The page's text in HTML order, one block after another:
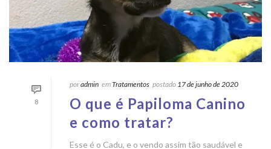
8
poradmin emTratamentos postado 17 de junho de 2020
O que é Papiloma Canino
e como tratar?
Esse é o Cadu, e o vendo assim tão saudável e